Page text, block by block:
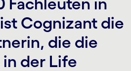
Fachleuten in
Cognizant die
die die
der Life